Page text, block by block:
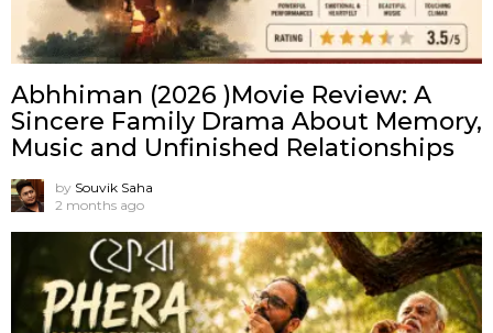
Abhhiman (2026 )Movie Review: A
Sincere Family Drama About Memory,
Music and Unfinished Relationships
by Souvik Saha
2 months ago